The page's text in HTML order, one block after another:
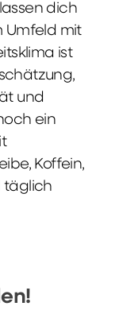
dich
Umfeld mit
ist
und
ein
Koffein,
täglich